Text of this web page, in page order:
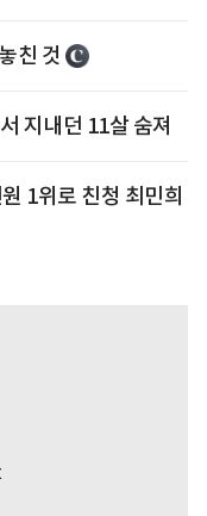
친 것
지내던 11살 숨져
1위로 친청 최민희